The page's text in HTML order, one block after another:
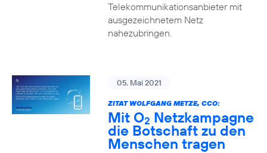
Telekommunikationsanbieter mit
ausgezeichnetem Netz
nahezubringen.
05. Mai 2021
ZITAT WOLFGANG METZE, CCO:
Mit O2 Netzkampagne
die Botschaft zu den
Menschen tragen